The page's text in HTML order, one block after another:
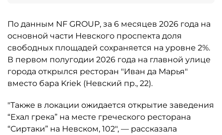
По данным NF GROUP, за 6 месяцев 2026 года на
основной части Невского проспекта доля
свободных площадей сохраняется на уровне 2%.
В первом полугодии 2026 года на главной улице
города открылся ресторан "Иван да Марья"
вместо бара Kriek (Невский пр., 22).
"Также в локации ожидается открытие заведения
“Ехал грека” на месте греческого ресторана
“Сиртаки” на Невском, 102", — рассказала